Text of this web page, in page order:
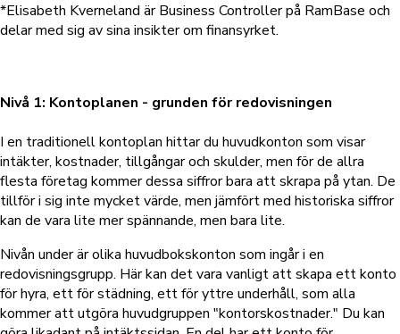
*Elisabeth Kverneland är Business Controller på RamBase och
delar med sig av sina insikter om finansyrket.
Nivå 1: Kontoplanen - grunden för redovisningen
I en traditionell kontoplan hittar du huvudkonton som visar
intäkter, kostnader, tillgångar och skulder, men för de allra
flesta företag kommer dessa siffror bara att skrapa på ytan. De
tillför i sig inte mycket värde, men jämfört med historiska siffror
kan de vara lite mer spännande, men bara lite.
Nivån under är olika huvudbokskonton som ingår i en
redovisningsgrupp. Här kan det vara vanligt att skapa ett konto
för hyra, ett för städning, ett för yttre underhåll, som alla
kommer att utgöra huvudgruppen "kontorskostnader." Du kan